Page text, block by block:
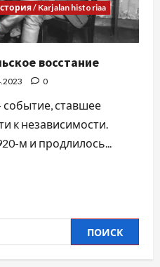
/ Karjalan historiaa
восстание
0
событие, ставшее
к независимости.
м и продлилось...